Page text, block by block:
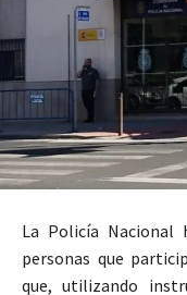
La Policía Nacional
personas que
que, utilizando